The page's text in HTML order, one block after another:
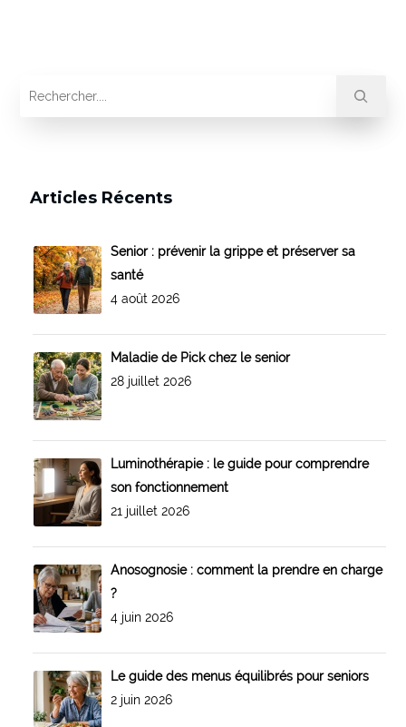
Articles Récents
Senior : prévenir la grippe et préserver sa
santé
4 août 2026
Maladie de Pick chez le senior
28 juillet 2026
Luminothérapie : le guide pour comprendre
son fonctionnement
21 juillet 2026
Anosognosie : comment la prendre en charge
?
4 juin 2026
Le guide des menus équilibrés pour seniors
2 juin 2026